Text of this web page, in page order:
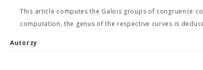
This article computes the Galois groups of congruence
computation, the genus of the respective curves is
Autorzy